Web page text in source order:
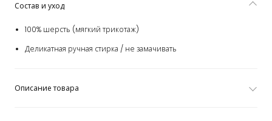
Состав и уход
100% шерсть (мягкий трикотаж)
Деликатная ручная стирка / не замачивать
Описание товара